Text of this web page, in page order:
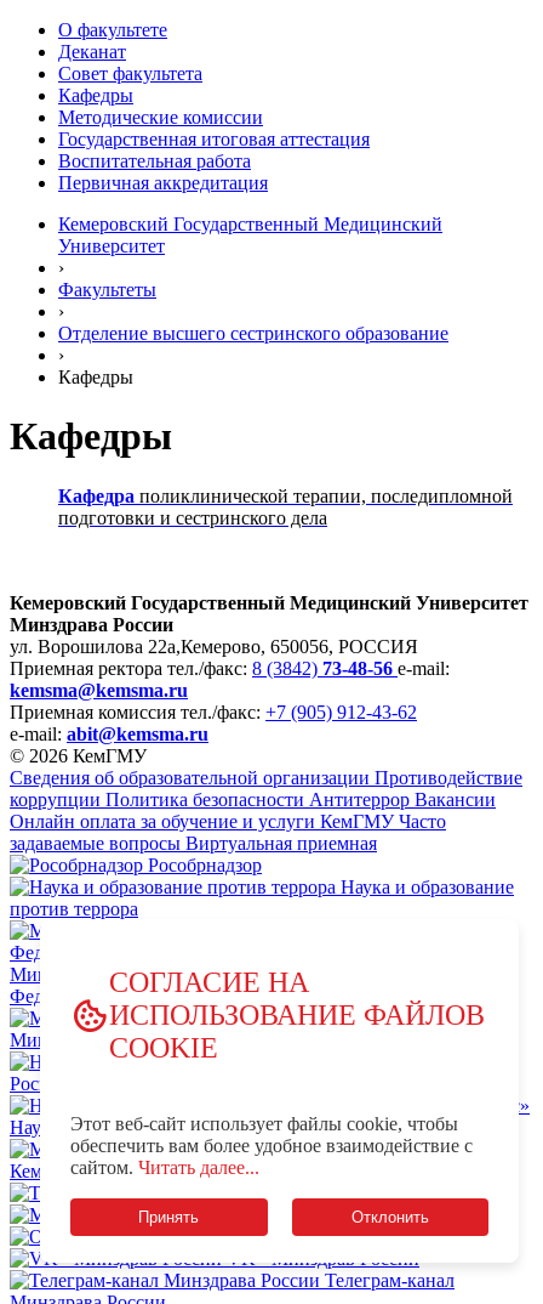
О факультете
Деканат
Совет факультета
Кафедры
Методические комиссии
Государственная итоговая аттестация
Воспитательная работа
Первичная аккредитация
Кемеровский Государственный Медицинский
Университет
›
Факультеты
›
Отделение высшего сестринского образование
›
Кафедры
Кафедры
Кафедра поликлинической терапии, последипломной
подготовки и сестринского дела
Кемеровский Государственный Медицинский Университет
Минздрава России
ул. Ворошилова 22а,Кемерово, 650056, РОССИЯ
Приемная ректора тел./факс: 8 (3842) 73-48-56 e-mail:
kemsma@kemsma.ru
Приемная комиссия тел./факс: +7 (905) 912-43-62
e-mail: abit@kemsma.ru
© 2026 КемГМУ
Сведения об образовательной организации Противодействие
коррупции Политика безопасности Антитеррор Вакансии
Онлайн оплата за обучение и услуги КемГМУ Часто
задаваемые вопросы Виртуальная приемная
Рособрнадзор
Наука и образование
против террора
Министерство науки и высшего образования Российской
Федерации
Министерство просвещения Российской Федерации
НЦПТИ.РФ
Роспотребнадзор
Научно-образовательный центр мирового уровня «Кузбасс»
MAX - КемГМУ
VK -
КемГМУ
OK - КемГМУ
Минздрав России
OK - Минздрав России
VK - Минздрав России
Телеграм-канал
СОГЛАСИЕ НА
ИСПОЛЬЗОВАНИЕ ФАЙЛОВ
COOKIE
Этот веб-сайт использует файлы cookie, чтобы
обеспечить вам более удобное взаимодействие с
сайтом. Читать далее...
Принять Отклонить